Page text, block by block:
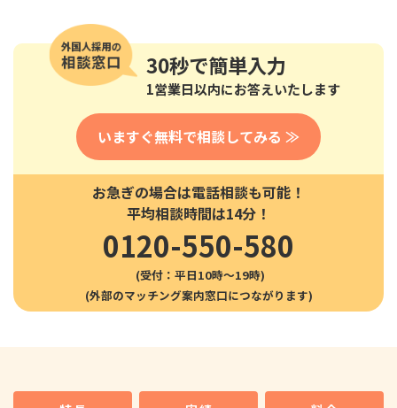
30秒で簡単入力
1営業日以内にお答えいたします
いますぐ無料で相談してみる ≫
お急ぎの場合は電話相談も可能！
平均相談時間は14分！
0120-550-580
(受付：平日10時〜19時)